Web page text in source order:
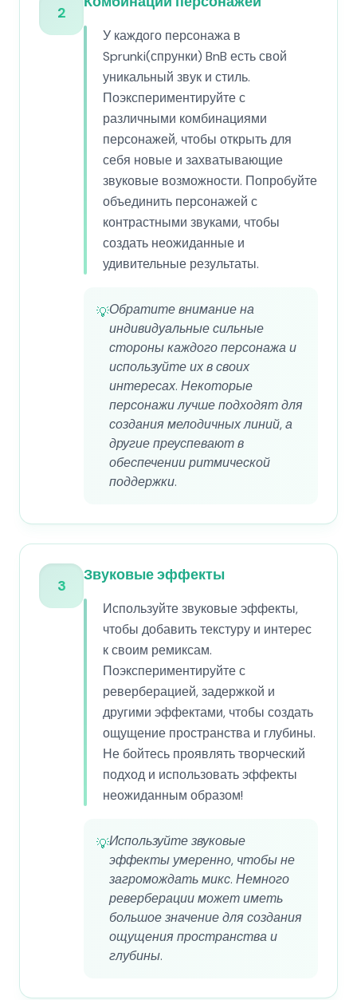
2
У каждого персонажа в
Sprunki(спрунки) BnB есть свой
уникальный звук и стиль.
Поэкспериментируйте с
различными комбинациями
персонажей, чтобы открыть для
себя новые и захватывающие
звуковые возможности. Попробуйте
объединить персонажей с
контрастными звуками, чтобы
создать неожиданные и
удивительные результаты.
💡Обратите внимание на
индивидуальные сильные
стороны каждого персонажа и
используйте их в своих
интересах. Некоторые
персонажи лучше подходят для
создания мелодичных линий, а
другие преуспевают в
обеспечении ритмической
поддержки.
3
Звуковые эффекты
Используйте звуковые эффекты,
чтобы добавить текстуру и интерес
к своим ремиксам.
Поэкспериментируйте с
реверберацией, задержкой и
другими эффектами, чтобы создать
ощущение пространства и глубины.
Не бойтесь проявлять творческий
подход и использовать эффекты
неожиданным образом!
💡Используйте звуковые
эффекты умеренно, чтобы не
загромождать микс. Немного
реверберации может иметь
большое значение для создания
ощущения пространства и
глубины.